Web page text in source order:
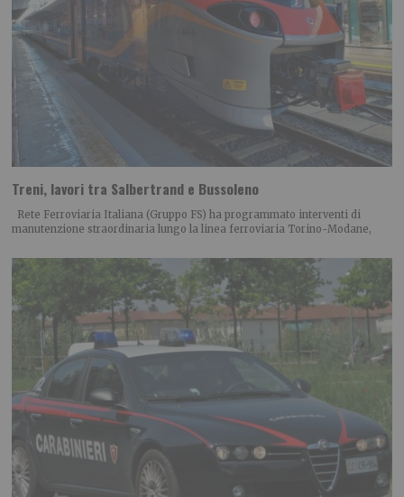
Treni, lavori tra Salbertrand e Bussoleno
Rete Ferroviaria Italiana (Gruppo FS) ha programmato interventi di
manutenzione straordinaria lungo la linea ferroviaria Torino-Modane,